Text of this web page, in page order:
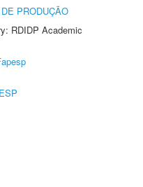
PRODUÇÃO
RDIDP Academic